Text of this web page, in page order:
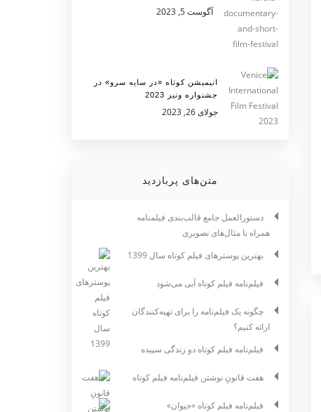
آگوست 5, 2023
انیمیشن کوتاه «در سایه سرو» در
جشنواره ونیز 2023
جولای 26, 2023
متن‌های پربازدید
دستورالعمل جامع قالب‌بندی فیلمنامه
همراه با مثال‌های تصویری
بهترین پوسترهای فیلم کوتاه سال 1399
فیلم‌نامه فیلم کوتاه آبی می‌شود
چگونه یک فیلم‌نامه را برای تهیه‌کنندگان
ارائه کنیم؟
فیلم‌نامه فیلم کوتاه دو زندگی سپیده
هفت قانونِ نوشتن فیلم‌نامه فیلم کوتاه
فیلم‌نامه فیلم کوتاه «حیوان»